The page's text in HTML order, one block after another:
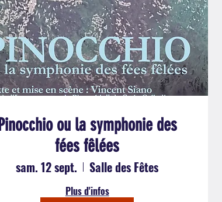
Pinocchio ou la symphonie des
fées fêlées
sam. 12 sept. Salle des Fêtes
Plus d'infos